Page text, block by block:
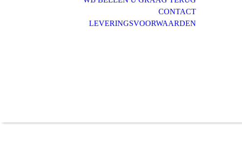
CONTACT
LEVERINGSVOORWAARDEN